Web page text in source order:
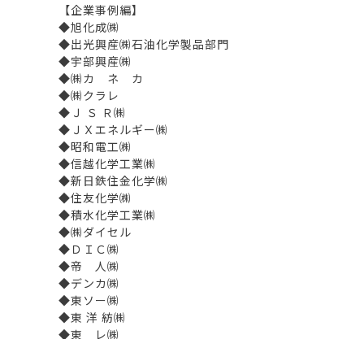
【企業事例編】
◆旭化成㈱
◆出光興産㈱石油化学製品部門
◆宇部興産㈱
◆㈱カ ネ カ
◆㈱クラレ
◆Ｊ Ｓ Ｒ㈱
◆ＪＸエネルギー㈱
◆昭和電工㈱
◆信越化学工業㈱
◆新日鉄住金化学㈱
◆住友化学㈱
◆積水化学工業㈱
◆㈱ダイセル
◆ＤＩＣ㈱
◆帝 人㈱
◆デンカ㈱
◆東ソー㈱
◆東 洋 紡㈱
◆東 レ㈱